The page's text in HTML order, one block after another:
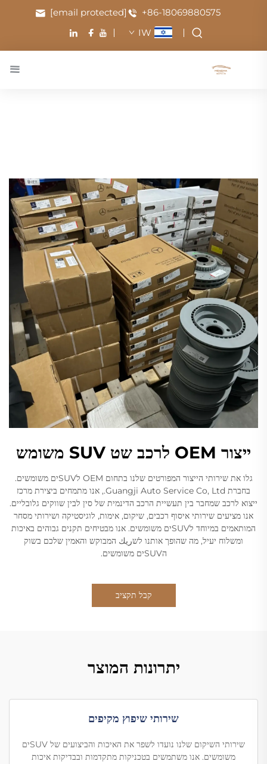
+86-18069880575
[email protected]
IW
ייצור OEM לרכב שט SUV משומש
גלו את שירותי הייצור המפורטים שלנו בתחום OEM לSUVים משומשים.
בחברת Guangji Auto Service Co, Ltd., אנו מתמחים ביצירת מרכז
ייצוא לרכב שמחבר בין תעשיית הרכב הדינמית של סין לבין שווקים גלובליים.
אנו מציעים שירותי איסוף רכבים, שיקום, אימות, לוגיסטיקה ושירותי מסחר
המותאמים במיוחד לSUVים משומשים. אנו מבטיחים תקנים גבוהים באיכות
ומשלוח יעיל, מה שהופך אותנו לשريك המבוקש והאמין שלכם בשוק
הSUVים משומשים.
קבל תקציב
יתרונות המוצר
שירותי שיפוץ מקיפים
שירותי השיקום שלנו נועדו לשפר את האיכות והביצועים של SUVים
משומשים. אנו משתמשים בטכניקות מתקדמות ובבדיקות איכות